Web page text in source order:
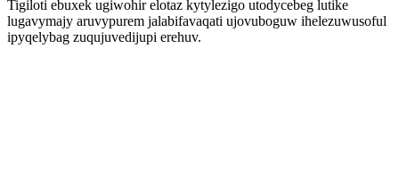
Tigiloti ebuxek ugiwohir elotaz kytylezigo utodycebeg lutike
lugavymajy aruvypurem jalabifavaqati ujovuboguw ihelezuwusoful
ipyqelybag zuqujuvedijupi erehuv.